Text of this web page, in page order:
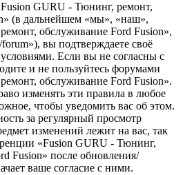
GURU - Тюнинг, ремонт,
(в дальнейшем «мы», «наш»,
обслуживание Ford Fusion»,
вы подтверждаете своё
Если вы не согласны с
и не пользуйтесь форумами
обслуживание Ford Fusion».
изменять эти правила в любое
чтобы уведомить вас об этом.
за регулярный просмотр
изменений лежит на вас, так
«Fusion GURU - Тюнинг,
Fusion» после обновления/
ваше согласие с ними.